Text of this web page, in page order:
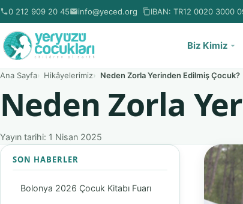
0 212 909 20 45 info@yeced.org IBAN: TR12 0020 3000
Biz Kimiz
Ana Sayfa Hikâyelerimiz Neden Zorla Yerinden Edilmiş Çocuk?
Neden Zorla
Yayın tarihi: 1 Nisan 2025
SON HABERLER
Bolonya 2026 Çocuk Kitabı Fuarı